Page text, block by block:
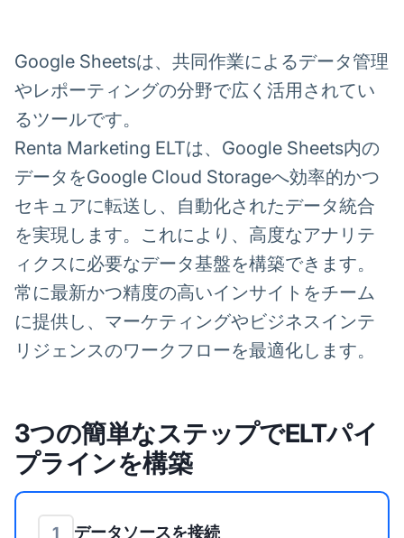
Google Sheetsは、共同作業によるデータ管理
やレポーティングの分野で広く活用されてい
るツールです。
Renta Marketing ELTは、Google Sheets内の
データをGoogle Cloud Storageへ効率的かつ
セキュアに転送し、自動化されたデータ統合
を実現します。これにより、高度なアナリテ
ィクスに必要なデータ基盤を構築できます。
常に最新かつ精度の高いインサイトをチーム
に提供し、マーケティングやビジネスインテ
リジェンスのワークフローを最適化します。
3つの簡単なステップでELTパイ
プラインを構築
1 データソースを接続